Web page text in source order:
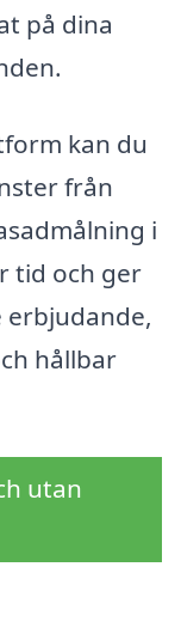
på dina
kan du
från
i
tid och ger
hållbar
utan